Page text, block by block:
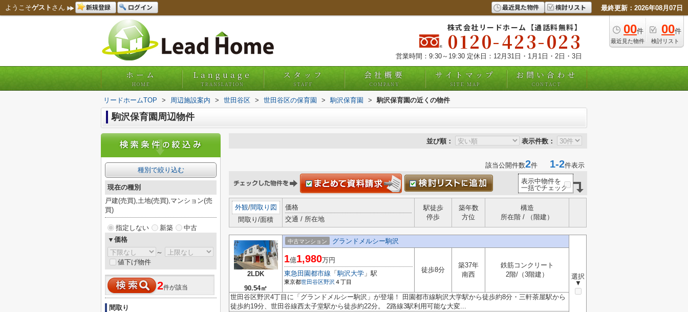
ようこそゲスト さん 新規登録 ログイン 最近見た物件 検討リスト 最終更新：2026年08月07日
00件
最近見た物件
00件
検討リスト
株式会社リードホーム【通話料無料】
0120-423-023
営業時間：9:30～19:30 定休日：12月31日・1月1日・2日・3日
ホーム
HOME
Language
TRANSLATION
スタッフ
STAFF
会社概要
COMPANY
サイトマップ
SITE MAP
お問い合わせ
CONTACT
リードホームTOP > 周辺施設案内 > 世田谷区 > 世田谷区の保育園 > 駒沢保育園 > 駒沢保育園の近くの物件
駒沢保育園周辺物件
並び順： 表示件数：
該当公開件数2件 1-2件表示
表示中物件を
一括でチェック
外観/間取り図
間取り/面積
価格
交通 / 所在地
駅徒歩
停歩
築年数
方位
構造
所在階 / （階建）
2LDK
90.54㎡
中古マンション グランドメルシー駒沢
選択
▼
1億1,980万円
東急田園都市線 「駒沢大学 」駅
東京都世田谷区野沢 ４丁目
徒歩8分
築37年
南西
鉄筋コンクリート
2階/（3階建）
世田谷区野沢4丁目に「グランドメルシー駒沢」が登場！ 田園都市線駒沢大学駅から徒歩約8分・三軒茶屋駅から
徒歩約19分、世田谷線西太子堂駅から徒歩約22分。 2路線3駅利用可能な大変...
種別で絞り込む
現在の種別
戸建(売買),土地(売買),マンション(売
買)
指定しない 新築
中古
▼価格
～
値下げ物件
2件が該当
間取り